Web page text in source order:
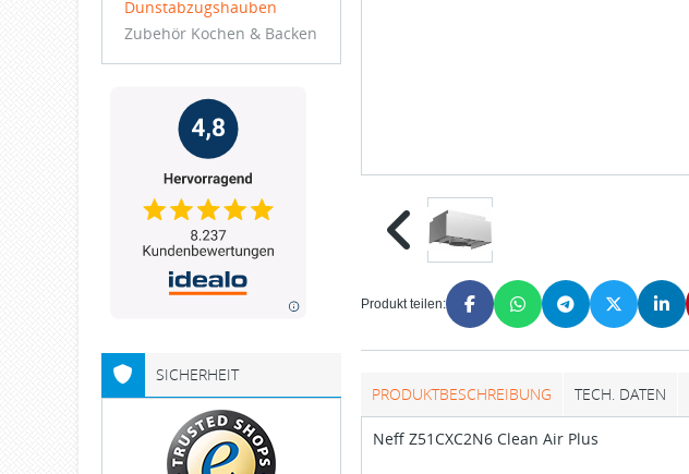
Produkt teilen:
PRODUKTBESCHREIBUNG TECH. DATEN
Neff Z51CXC2N6 Clean Air Plus
Dunstabzugshauben
Zubehör Kochen & Backen
SICHERHEIT